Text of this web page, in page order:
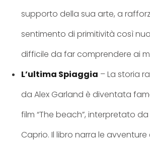
supporto della sua arte, a
sentimento di primitività così
difficile da far comprendere ai
L’ultima Spiaggia – La storia
da Alex Garland è diventata
film “The beach”, interpretato
Caprio. Il libro narra le avventure